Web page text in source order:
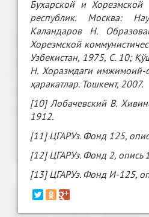
Бухарской и Хорезмской
республик. Москва:
Каландаров Н.
Хорезмской
Узбекистан, 1975, С. 10;
Н. Хоразмдаги имжимоий-
ҳаракатлар. Тошкент, 2007.
[10] Лобачевский В.
1912.
[11] ЦГАРУз. Фонд 125,
[12] ЦГАРУз. Фонд 2, опись
[13] ЦГАРУз. Фонд И-125,